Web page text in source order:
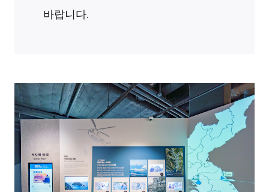
바랍니다.